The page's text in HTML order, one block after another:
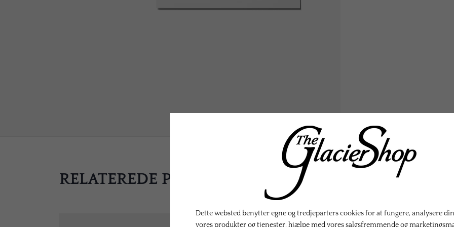
RELATEREDE PRODUKTER
Dette websted benytter egne og tredjeparters cookies for at fungere, analysere
vores produkter og tjenester, hjælpe med vores salgsfremmende og